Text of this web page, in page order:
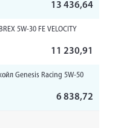
13 436,64
5W-30 FE VELOCITY
11 230,91
Genesis Racing 5W-50
6 838,72